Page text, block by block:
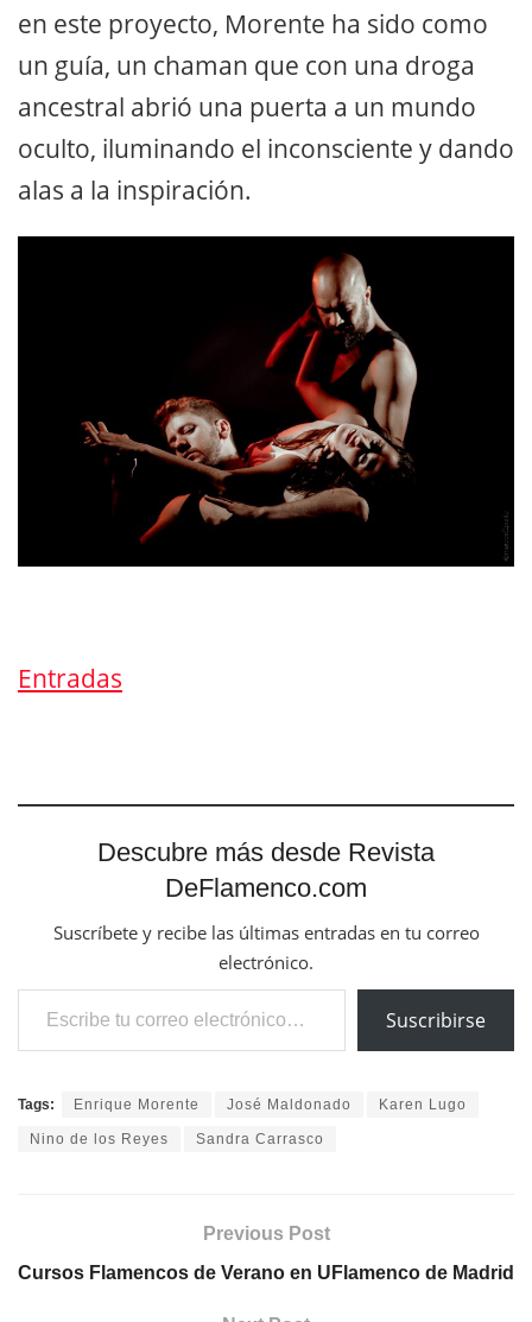
en este proyecto, Morente ha sido como
un guía, un chaman que con una droga
ancestral abrió una puerta a un mundo
oculto, iluminando el inconsciente y dando
alas a la inspiración.
Entradas
Descubre más desde Revista
DeFlamenco.com
Suscríbete y recibe las últimas entradas en tu correo
electrónico.
Escribe tu correo electrónico…
Suscribirse
Tags: Enrique Morente José Maldonado Karen Lugo
Nino de los Reyes Sandra Carrasco
Previous Post
Cursos Flamencos de Verano en UFlamenco de Madrid